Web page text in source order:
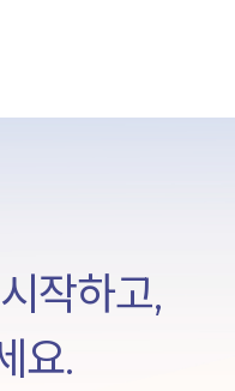
작하고,
요.​